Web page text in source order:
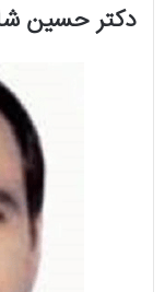
دکتر حسین